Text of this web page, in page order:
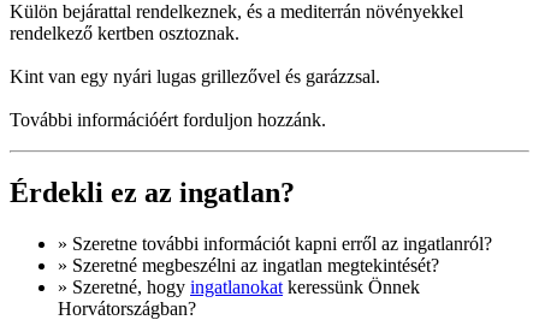
Külön bejárattal rendelkeznek, és a mediterrán növényekkel
rendelkező kertben osztoznak.
Kint van egy nyári lugas grillezővel és garázzsal.
További információért forduljon hozzánk.
Érdekli ez az ingatlan?
» Szeretne további információt kapni erről az ingatlanról?
» Szeretné megbeszélni az ingatlan megtekintését?
» Szeretné, hogy ingatlanokat keressünk Önnek
Horvátországban?